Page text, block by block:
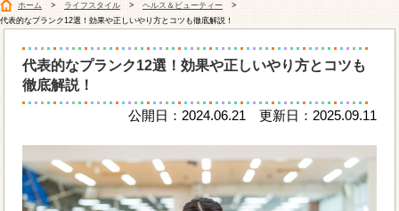
ホーム ライフスタイル
ヘルス＆ビューティー
代表的なプランク12選！効果や正しいやり方とコツも徹底解説！
代表的なプランク12選！効果や正しいやり方とコツも
徹底解説！
公開日：2024.06.21 更新日：2025.09.11